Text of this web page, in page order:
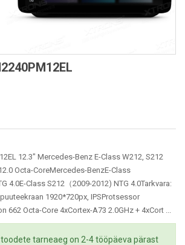
12.3" Mercedes-Benz E-Class W212, S212
Octa-CoreMercedes-BenzE-Class
4.0E-Class S212（2009-2012) NTG 4.0Tarkvara:
1920*720px, IPSProtsessor
662 Octa-Core 4xCortex-A73 2.0GHz + 4xCort ...
tarneaeg on 2-4 tööpäeva pärast